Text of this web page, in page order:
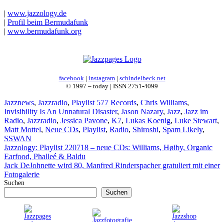
| www.jazzology.de
| Profil beim Bermudafunk
| www.bermudafunk.org
facebook | instagram| schindelbeck.net
© 1997 – today | ISSN 2751-4099
Kategorien
Jazznews, Jazzradio, Playlist Schlagwörter
577 Records, Chris Williams,
Invisibility Is An Unnatural Disaster, Jason Nazary, Jazz, Jazz im
Radio, Jazzradio, Jessica Pavone, K7, Lukas Koenig, Luke Stewart,
Matt Mottel, Neue CDs, Playlist, Radio, Shiroshi, Spam Likely,
SSWAN
Jazzology: Playlist 220718 – neue CDs: Williams, Høiby, Organic
Earfood, Phalleé & Baldu
Jack DeJohnette wird 80, Manfred Rinderspacher gratuliert mit einer
Fotogalerie
Suchen
Suchen